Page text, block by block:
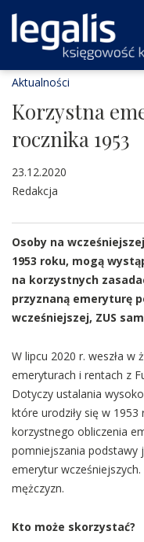
Aktualności
Korzystna
rocznika 1953
23.12.2020
Redakcja
Osoby na
1953 roku, mogą
na korzystnych
przyznaną emeryturę
wcześniejszej, ZUS
W lipcu 2020 r. weszła w
emeryturach i rentach z
Dotyczy ustalania
które urodziły się w
korzystnego obliczenia
pomniejszania podstawy
emerytur
mężczyzn.
Kto może skorzystać?